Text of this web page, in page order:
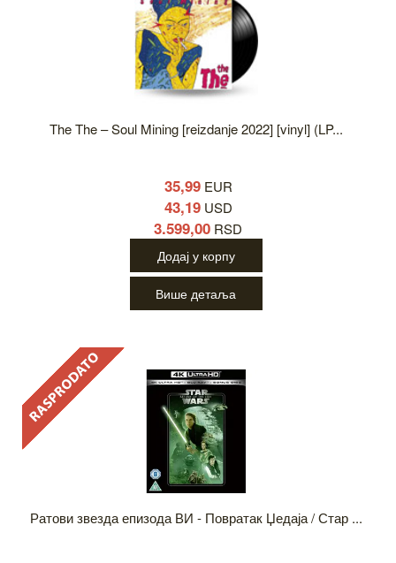
The The – Soul Mining [reizdanje 2022] [vinyl] (LP...
35,99EUR
43,19USD
3.599,00 RSD
Додај у корпу
Више детаља
Ратови звезда епизода ВИ - Повратак Џедаја / Стар ...